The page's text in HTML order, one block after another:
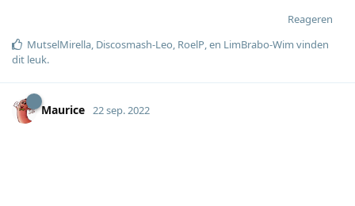
Reageren
MutselMirella, Discosmash-Leo, RoelP, en LimBrabo-Wim vinden
dit leuk.
Maurice 22 sep. 2022